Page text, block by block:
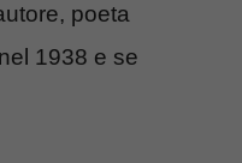
poeta
1938 e se